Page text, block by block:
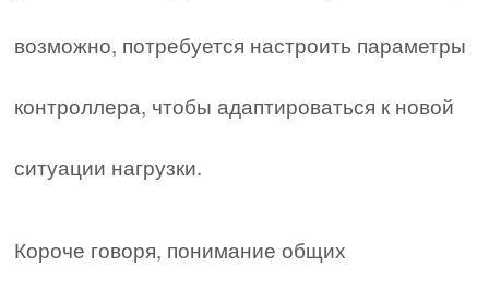
возможно, потребуется настроить параметры
контроллера, чтобы адаптироваться к новой
ситуации нагрузки.
Короче говоря, понимание общих